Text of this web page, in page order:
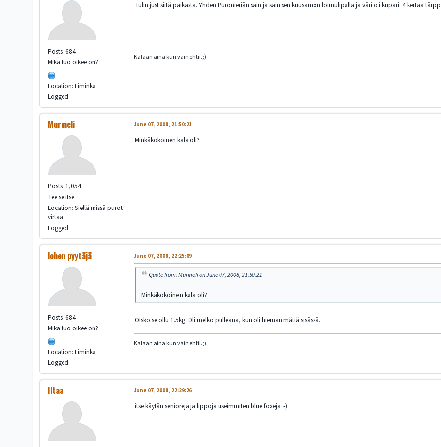
Posts: 684
Mikä tuo oikee on?
Location: Liminka
Logged
Tulin just siitä paikasta. Yhden Puronieriän sain ja sain sen kuusamon loimulipalla ja väri oli kupari. 4 kertaa
Kalaan aina kun vain ehtii.;)
Murmeli
Posts: 1,054
Tee se itse
Location: Siellä missä purot
virtaa
Logged
June 07, 2008, 21:50:21
Minkäkokoinen kala oli?
lohen pyytäjä
Posts: 684
Mikä tuo oikee on?
Location: Liminka
Logged
June 07, 2008, 22:25:09
Quote from: Murmeli on June 07, 2008, 21:50:21
Minkäkokoinen kala oli?
Oisko se ollu 1.5kg. Oli melko pulleana, kun oli hieman mätiä sisässä.
Kalaan aina kun vain ehtii.;)
Iltaa June 07, 2008, 22:29:26
itse käytän senioreja ja lippoja useimmiten blue foxeja :-)